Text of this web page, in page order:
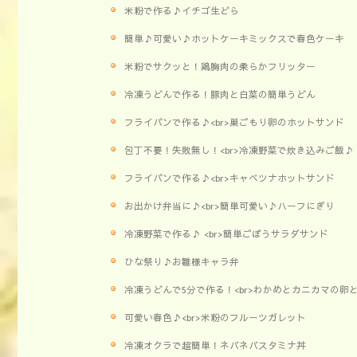
米粉で作る♪イチゴ生どら
簡単♪可愛い♪ホットケーキミックスで春色ケーキ
米粉でサクッと！鶏胸肉の柔らかフリッター
冷凍うどんで作る！豚肉と白菜の簡単うどん
フライパンで作る♪<br>巣ごもり卵のホットサンド
包丁不要！失敗無し！<br>冷凍野菜で炊き込みご飯♪
フライパンで作る♪<br>キャベツナホットサンド
お出かけ弁当に♪<br>簡単可愛い♪ハーフにぎり
冷凍野菜で作る♪ <br>簡単ごぼうサラダサンド
ひな祭り♪お雛様キャラ弁
冷凍うどんで5分で作る！<br>わかめとカニカマの卵
可愛い春色♪<br>米粉のフルーツガレット
冷凍オクラで超簡単！ネバネバスタミナ丼